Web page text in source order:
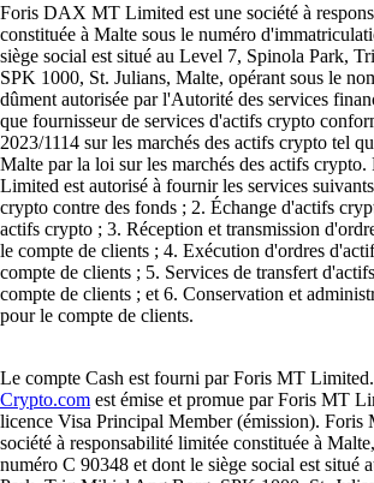
Foris DAX MT Limited est une société à
constituée à Malte sous le numéro
siège social est situé au Level 7, Spinola Park,
SPK 1000, St. Julians, Malte, opérant sous le
dûment autorisée par l'Autorité des services
que fournisseur de services d'actifs crypto
2023/1114 sur les marchés des actifs crypto tel
Malte par la loi sur les marchés des actifs
Limited est autorisé à fournir les services
crypto contre des fonds ; 2. Échange d'actifs
actifs crypto ; 3. Réception et transmission
le compte de clients ; 4. Exécution d'ordres
compte de clients ; 5. Services de transfert
compte de clients ; et 6. Conservation et
pour le compte de clients.
Le compte Cash est fourni par Foris MT
Crypto.com est émise et promue par Foris MT
licence Visa Principal Member (émission). Foris
société à responsabilité limitée constituée à
numéro C 90348 et dont le siège social est situé